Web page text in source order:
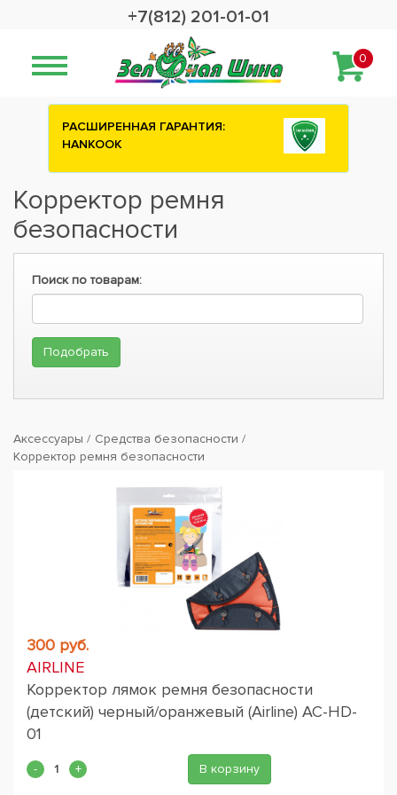
+7(812) 201-01-01
0
РАСШИРЕННАЯ ГАРАНТИЯ:
HANKOOK
Корректор ремня
безопасности
Поиск по товарам:
Аксессуары
Средства безопасности
Корректор ремня безопасности
300 руб.
AIRLINE
Корректор лямок ремня безопасности
(детский) черный/оранжевый (Airline) AC-HD-
01
В корзину